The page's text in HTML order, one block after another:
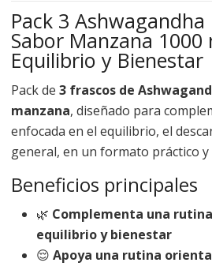
Pack 3
Sabor Manzana 1000
Equilibrio y Bienestar
Pack de 3 frascos de
manzana, diseñado para
enfocada en el equilibrio, el
general, en un formato práctico y
Beneficios principales
🌿 Complementa una
equilibrio y bienestar
😌 Apoya una rutina